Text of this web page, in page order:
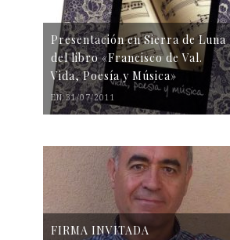
Presentación en Sierra de Luna
del libro «Francisco de Val.
Vida, Poesía y Música»
EN 31/07/2011
FIRMA INVITADA